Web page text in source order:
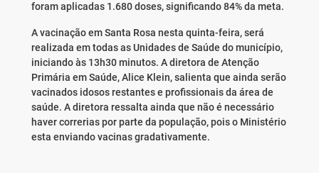
foram aplicadas 1.680 doses, significando 84% da meta.
A vacinação em Santa Rosa nesta quinta-feira, será
realizada em todas as Unidades de Saúde do município,
iniciando às 13h30 minutos. A diretora de Atenção
Primária em Saúde, Alice Klein, salienta que ainda serão
vacinados idosos restantes e profissionais da área de
saúde. A diretora ressalta ainda que não é necessário
haver correrias por parte da população, pois o Ministério
esta enviando vacinas gradativamente.